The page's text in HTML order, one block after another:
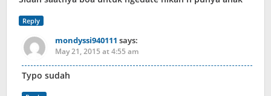
Reply
mondyssi940111 says:
May 21, 2015 at 4:55 am
Typo sudah